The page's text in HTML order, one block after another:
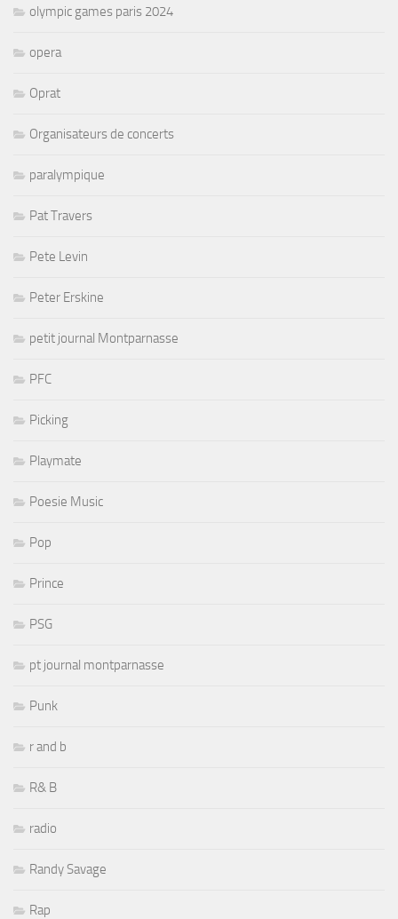
olympic games paris 2024
opera
Oprat
Organisateurs de concerts
paralympique
Pat Travers
Pete Levin
Peter Erskine
petit journal Montparnasse
PFC
Picking
Playmate
Poesie Music
Pop
Prince
PSG
pt journal montparnasse
Punk
r and b
R& B
radio
Randy Savage
Rap